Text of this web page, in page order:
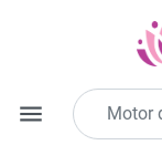
menu